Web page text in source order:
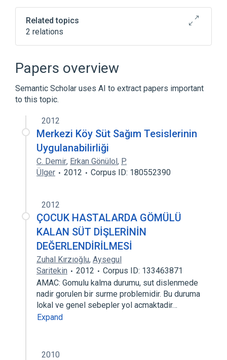
Related topics
2 relations
Phentermine
Unit of Mass Concentration
Papers overview
Semantic Scholar uses AI to extract papers important
to this topic.
2012
Merkezi Köy Süt Sağım Tesislerinin
Uygulanabilirliği
C. Demir, Erkan Gönülol, P.
Ülger
2012 Corpus ID: 180552390
2012
ÇOCUK HASTALARDA GÖMÜLÜ
KALAN SÜT DİŞLERİNİN
DEĞERLENDİRİLMESİ
Zuhal Kırzıoğlu, Aysegul
Saritekin
2012
Corpus ID: 133463871
AMAC: Gomulu kalma durumu, sut dislenmede
nadir gorulen bir surme problemidir. Bu duruma
lokal ve genel sebepler yol acmaktadir…
Expand
2010